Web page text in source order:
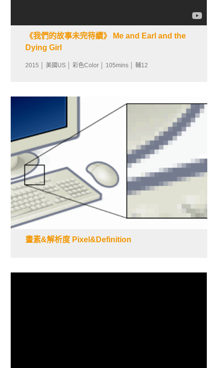
《我們的故事未完待續》 Me and Earl and the
Dying Girl
2015 │ 美國US │ 彩色Color │ 105mins │ 輔12
畫素&解析度 Pixel&Definition